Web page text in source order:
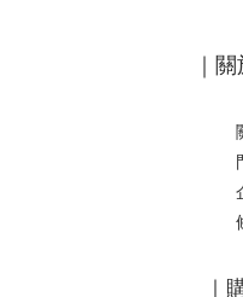
｜
｜